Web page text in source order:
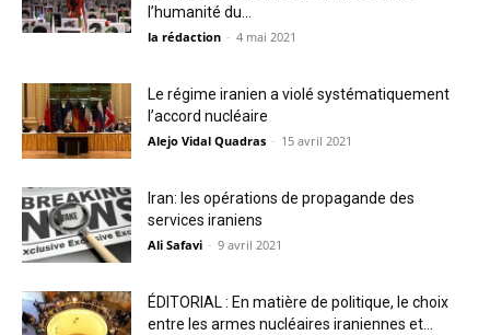
l’humanité du...
la rédaction - 4 mai 2021
Le régime iranien a violé systématiquement
l’accord nucléaire
Alejo Vidal Quadras - 15 avril 2021
Iran: les opérations de propagande des
services iraniens
Ali Safavi - 9 avril 2021
ÉDITORIAL : En matière de politique, le choix
entre les armes nucléaires iraniennes et...